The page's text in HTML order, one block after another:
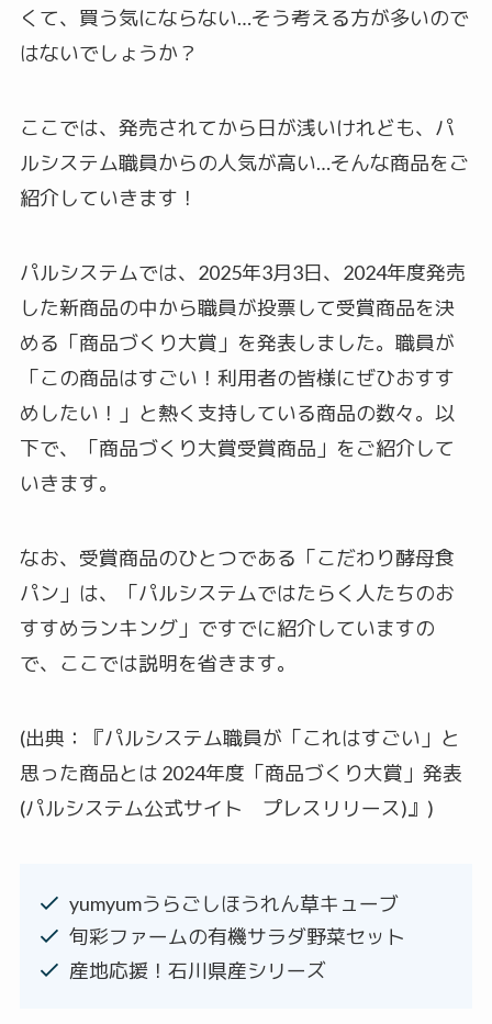
くて、買う気にならない…そう考える方が多いので
はないでしょうか？
ここでは、発売されてから日が浅いけれども、パ
ルシステム職員からの人気が高い…そんな商品をご
紹介していきます！
パルシステムでは、2025年3月3日、2024年度発売
した新商品の中から職員が投票して受賞商品を決
める「商品づくり大賞」を発表しました。職員が
「この商品はすごい！利用者の皆様にぜひおすす
めしたい！」と熱く支持している商品の数々。以
下で、「商品づくり大賞受賞商品」をご紹介して
いきます。
なお、受賞商品のひとつである「こだわり酵母食
パン」は、「パルシステムではたらく人たちのお
すすめランキング」ですでに紹介していますの
で、ここでは説明を省きます。
(出典：『パルシステム職員が「これはすごい」と
思った商品とは 2024年度「商品づくり大賞」発表
(パルシステム公式サイト プレスリリース)』)
yumyumうらごしほうれん草キューブ
旬彩ファームの有機サラダ野菜セット
産地応援！石川県産シリーズ